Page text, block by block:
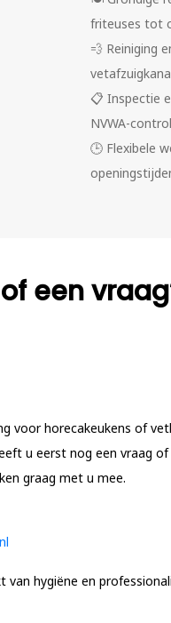
friteuses tot
💨 Reiniging
📋 Inspectie
NVWA-
🕒 Flexibele
een
voor horecakeukens of
u eerst nog een vraag
graag met u mee.
van hygiëne en